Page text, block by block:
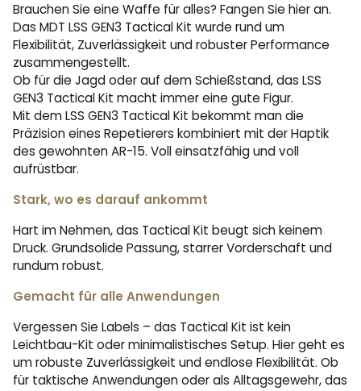
Brauchen Sie eine Waffe für alles? Fangen Sie hier an.
Das MDT LSS GEN3 Tactical Kit wurde rund um
Flexibilität, Zuverlässigkeit und robuster Performance
zusammengestellt.
Ob für die Jagd oder auf dem Schießstand, das LSS
GEN3 Tactical Kit macht immer eine gute Figur.
Mit dem LSS GEN3 Tactical Kit bekommt man die
Präzision eines Repetierers kombiniert mit der Haptik
des gewohnten AR-15. Voll einsatzfähig und voll
aufrüstbar.
Stark, wo es darauf ankommt
Hart im Nehmen, das Tactical Kit beugt sich keinem
Druck. Grundsolide Passung, starrer Vorderschaft und
rundum robust.
Gemacht für alle Anwendungen
Vergessen Sie Labels – das Tactical Kit ist kein
Leichtbau-Kit oder minimalistisches Setup. Hier geht es
um robuste Zuverlässigkeit und endlose Flexibilität. Ob
für taktische Anwendungen oder als Alltagsgewehr, das